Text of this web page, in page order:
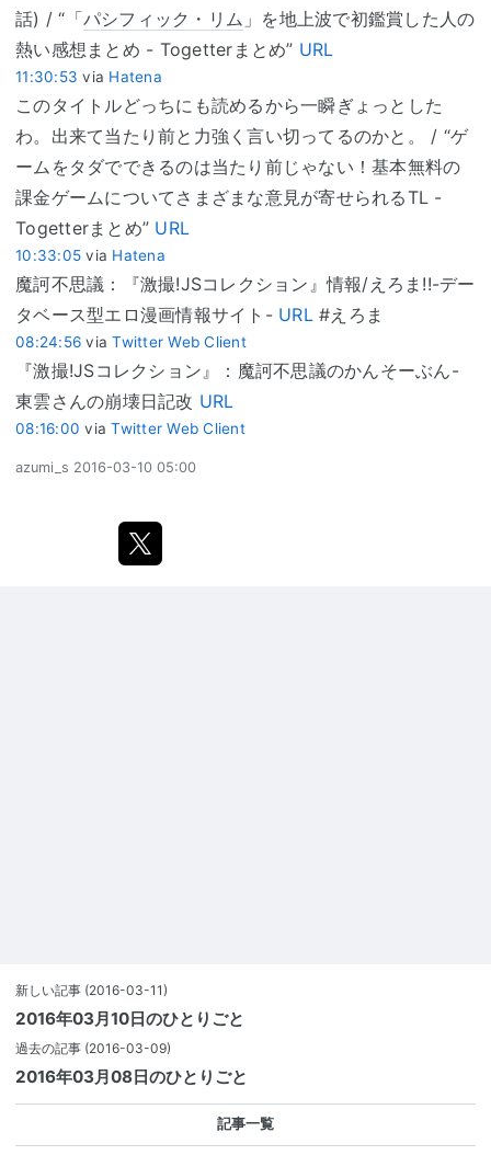
話) / “「パシフィック・リム 」を地上波で初鑑賞した人の
熱い感想まとめ - Togetterまとめ” URL
11:30:53 via Hatena
このタイトルどっちにも読めるから一瞬ぎょっとした
わ。出来て当たり前と力強く言い切ってるのかと。 / “ゲ
ームをタダでできるのは当たり前じゃない！基本無料の
課金ゲームについてさまざまな意見が寄せられるTL -
Togetterまとめ” URL
10:33:05 via Hatena
魔訶不思議：『激撮!JSコレクション』情報/えろま!!-デー
タベース型エロ漫画情報サイト- URL#えろま
08:24:56 viaTwitter Web Client
『激撮!JSコレクション』：魔訶不思議のかんそーぶん-
東雲さんの崩壊日記改 URL
08:16:00 viaTwitter Web Client
azumi_s 2016-03-10 05:00
新しい記事 (2016-03-11)
2016年03月10日のひとりごと
過去の記事 (2016-03-09)
2016年03月08日のひとりごと
記事一覧